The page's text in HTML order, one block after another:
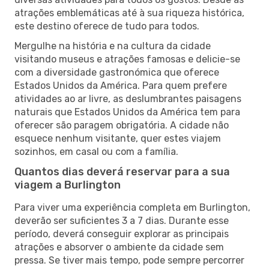
atrações emblemáticas até à sua riqueza histórica,
este destino oferece de tudo para todos.
Mergulhe na história e na cultura da cidade
visitando museus e atrações famosas e delicie-se
com a diversidade gastronómica que oferece
Estados Unidos da América. Para quem prefere
atividades ao ar livre, as deslumbrantes paisagens
naturais que Estados Unidos da América tem para
oferecer são paragem obrigatória. A cidade não
esquece nenhum visitante, quer estes viajem
sozinhos, em casal ou com a família.
Quantos dias deverá reservar para a sua
viagem a Burlington
Para viver uma experiência completa em Burlington,
deverão ser suficientes 3 a 7 dias. Durante esse
período, deverá conseguir explorar as principais
atrações e absorver o ambiente da cidade sem
pressa. Se tiver mais tempo, pode sempre percorrer